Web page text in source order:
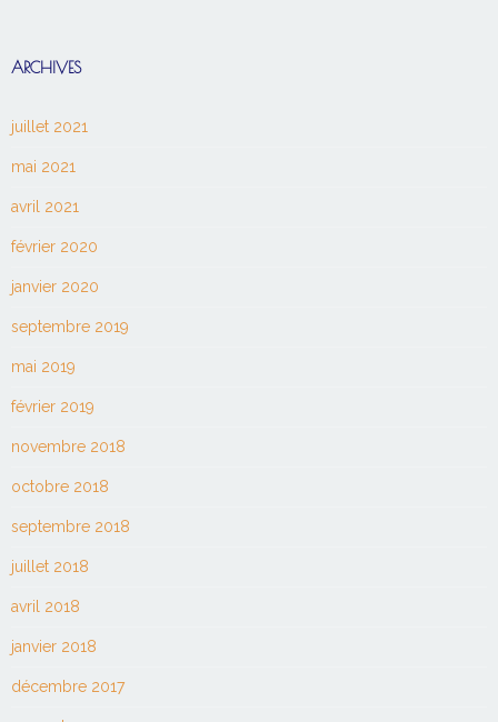
ARCHIVES
juillet 2021
mai 2021
avril 2021
février 2020
janvier 2020
septembre 2019
mai 2019
février 2019
novembre 2018
octobre 2018
septembre 2018
juillet 2018
avril 2018
janvier 2018
décembre 2017